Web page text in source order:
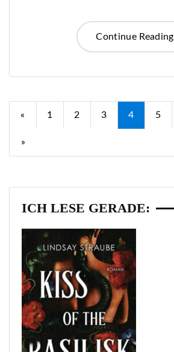
Continue Reading
Seitennummerierung
der
Beiträge
« 1 2 3 4 5
»
ICH LESE GERADE: